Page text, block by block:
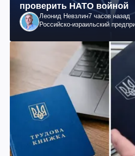
проверить НАТО войной
Леонид Невзлин7 часов назад
Российско-израильский
"ЮКОСа"